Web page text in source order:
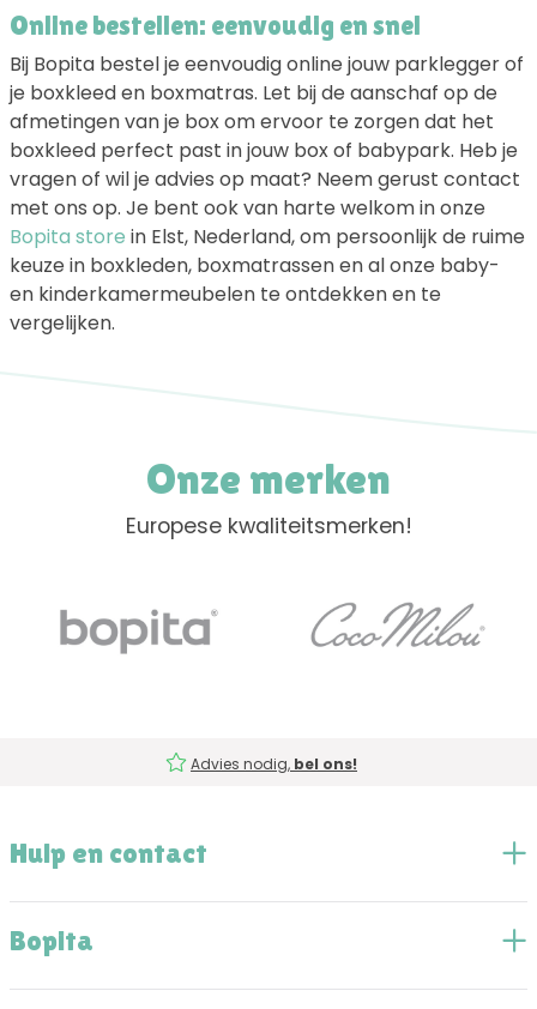
Online bestellen: eenvoudig en snel
Bij Bopita bestel je eenvoudig online jouw parklegger of
je boxkleed en boxmatras. Let bij de aanschaf op de
afmetingen van je box om ervoor te zorgen dat het
boxkleed perfect past in jouw box of babypark. Heb je
vragen of wil je advies op maat? Neem gerust contact
met ons op. Je bent ook van harte welkom in onze
Bopita store in Elst, Nederland, om persoonlijk de ruime
keuze in boxkleden, boxmatrassen en al onze baby-
en kinderkamermeubelen te ontdekken en te
vergelijken.
Onze merken
Europese kwaliteitsmerken!
Advies nodig, bel ons!
Hulp en contact
Bopita